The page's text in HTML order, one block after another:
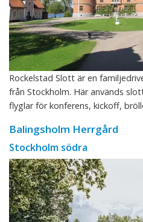
Rockelstad Slott är en
från Stockholm. Här används
flyglar för konferens, kickoff,
Balingsholm Herrgård
Stockholm södra